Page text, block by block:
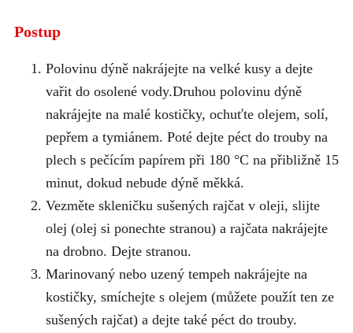
Postup
Polovinu dýně nakrájejte na velké kusy a dejte
vařit do osolené vody.Druhou polovinu dýně
nakrájejte na malé kostičky, ochuťte olejem, solí,
pepřem a tymiánem. Poté dejte péct do trouby na
plech s pečícím papírem při 180 °C na přibližně 15
minut, dokud nebude dýně měkká.
Vezměte skleničku sušených rajčat v oleji, slijte
olej (olej si ponechte stranou) a rajčata nakrájejte
na drobno. Dejte stranou.
Marinovaný nebo uzený tempeh nakrájejte na
kostičky, smíchejte s olejem (můžete použít ten ze
sušených rajčat) a dejte také péct do trouby.